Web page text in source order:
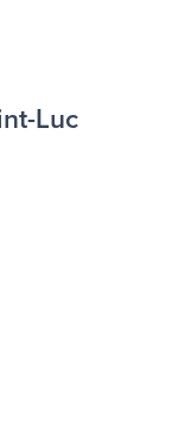
Luc